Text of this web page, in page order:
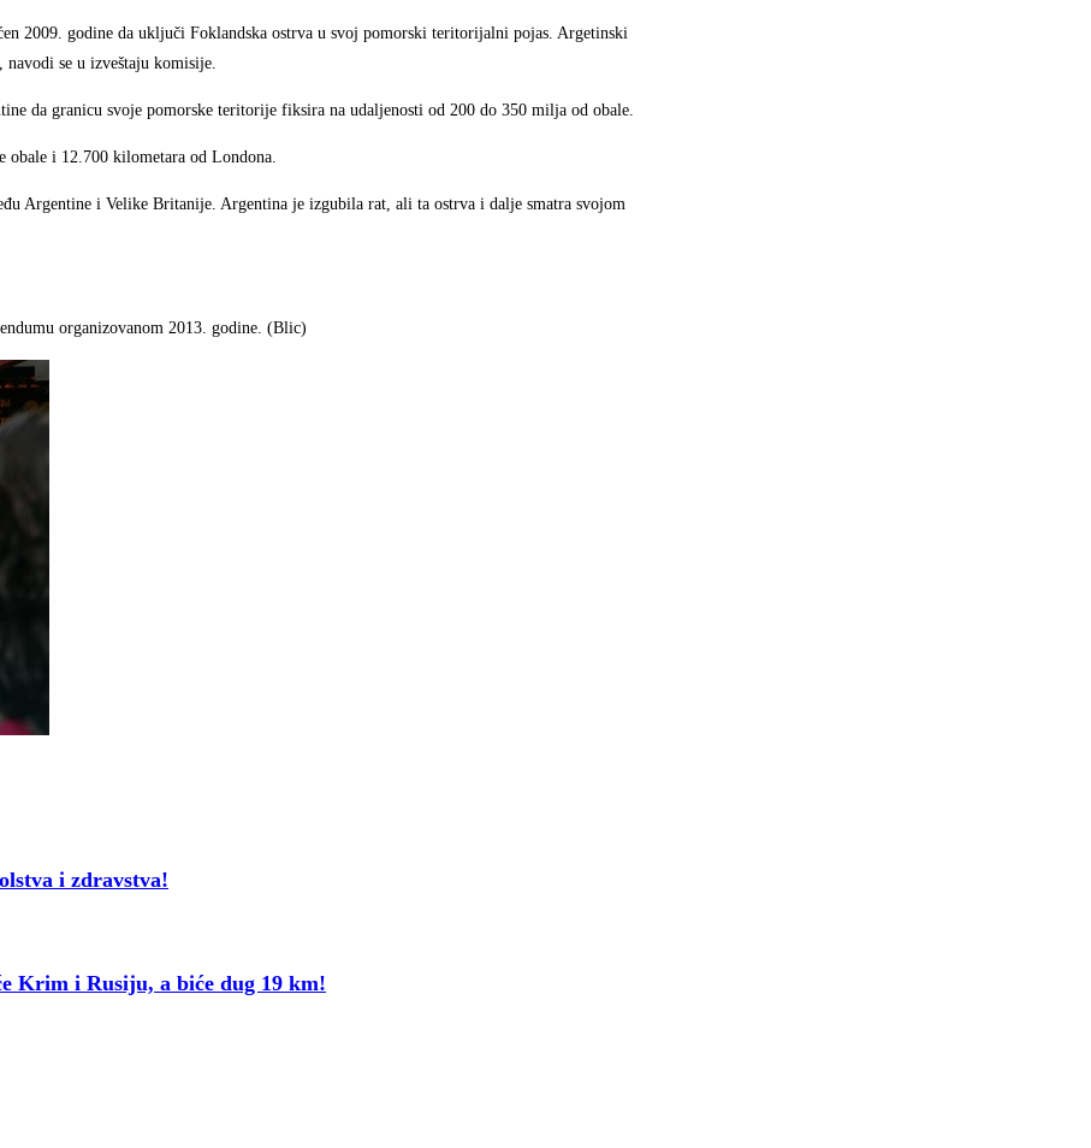
2009. godine da uključi Foklandska ostrva u svoj pomorski teritorijalni pojas. Argetinski
se u izveštaju komisije.
da granicu svoje pomorske teritorije fiksira na udaljenosti od 200 do 350 milja od obale.
obale i 12.700 kilometara od Londona.
Argentine i Velike Britanije. Argentina je izgubila rat, ali ta ostrva i dalje smatra svojom
organizovanom 2013. godine. (Blic)
i zdravstva!
Krim i Rusiju, a biće dug 19 km!